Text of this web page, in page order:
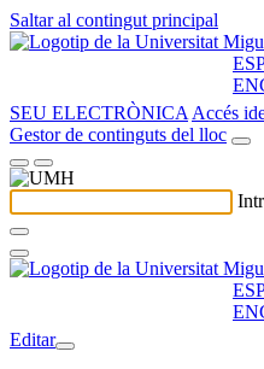
Saltar al contingut principal
SEU ELECTRÒNICA Accés
Gestor de continguts del lloc
Editar